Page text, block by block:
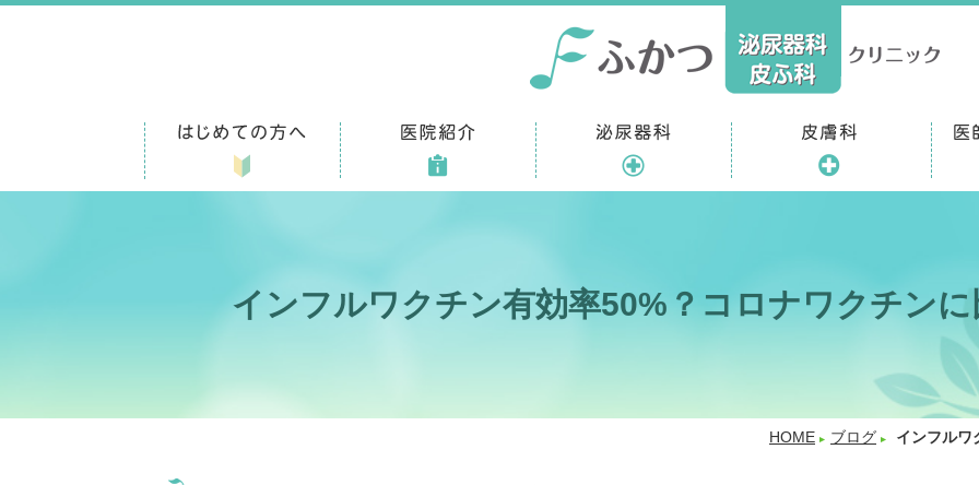
インフルワクチン有効率50%？コロナワクチン
HOME ブログ インフルワ